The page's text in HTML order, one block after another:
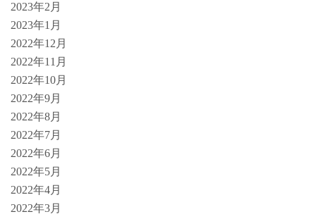
2023年2月
2023年1月
2022年12月
2022年11月
2022年10月
2022年9月
2022年8月
2022年7月
2022年6月
2022年5月
2022年4月
2022年3月